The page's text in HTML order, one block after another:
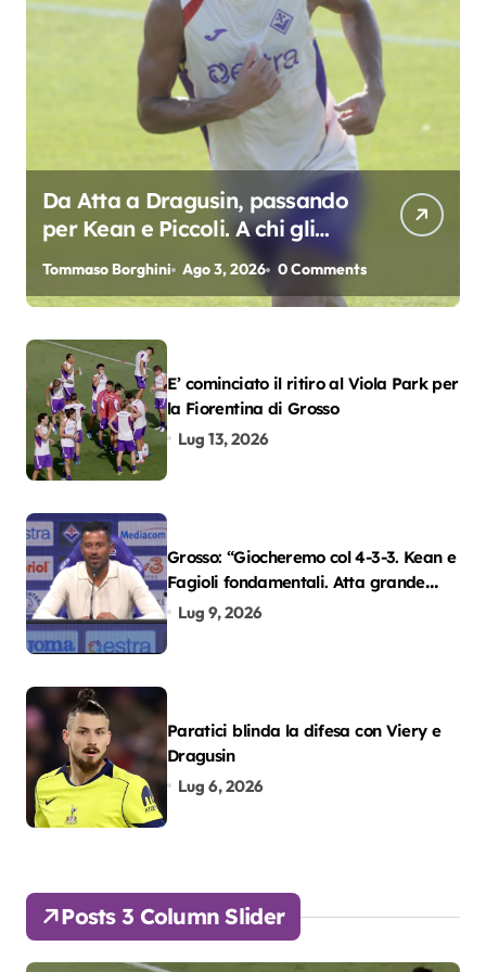
Da Atta a Dragusin, passando
per Kean e Piccoli. A chi gli
oscar del precampionato?
Tommaso Borghini Ago 3, 2026 0 Comments
E’ cominciato il ritiro al Viola Park per
la Fiorentina di Grosso
Lug 13, 2026
Grosso: “Giocheremo col 4-3-3. Kean e
Fagioli fondamentali. Atta grande
colpo”
Lug 9, 2026
Paratici blinda la difesa con Viery e
Dragusin
Lug 6, 2026
Posts 3 Column Slider